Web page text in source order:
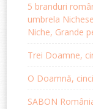
5 branduri
umbrela
Niche, Grande
Trei Doamne,
O Doamnă,
SABON